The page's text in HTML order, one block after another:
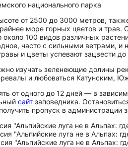
национального парка
от 2500 до 3000 метров,
море горных цветов и
100 видов различных
часто с сильными ветрами, и
и цветы успевают зацвести
изучать зеленеющие долины
и любоваться Катунским,
от одного до 12 дней — в
сайт заповедника.
пропуск в администрации